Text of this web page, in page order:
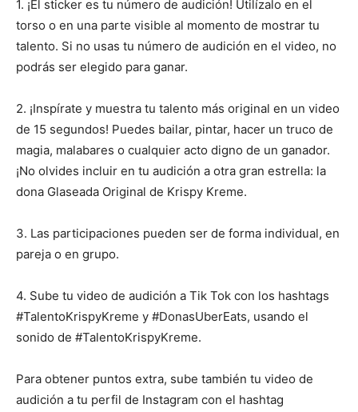
1. ¡El sticker es tu número de audición! Utilízalo en el
torso o en una parte visible al momento de mostrar tu
talento. Si no usas tu número de audición en el video, no
podrás ser elegido para ganar.
2. ¡Inspírate y muestra tu talento más original en un video
de 15 segundos! Puedes bailar, pintar, hacer un truco de
magia, malabares o cualquier acto digno de un ganador.
¡No olvides incluir en tu audición a otra gran estrella: la
dona Glaseada Original de Krispy Kreme.
3. Las participaciones pueden ser de forma individual, en
pareja o en grupo.
4. Sube tu video de audición a Tik Tok con los hashtags
#TalentoKrispyKreme y #DonasUberEats, usando el
sonido de #TalentoKrispyKreme.
Para obtener puntos extra, sube también tu video de
audición a tu perfil de Instagram con el hashtag